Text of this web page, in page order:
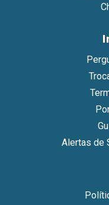
Alertas de